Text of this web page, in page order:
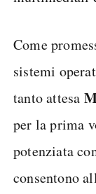
Come
sistemi
tanto attesa
per la prima
potenziata
consentono